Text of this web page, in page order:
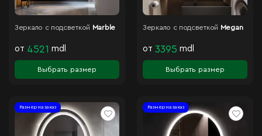
Зеркало с подсветкой Marble
от 4521 mdl
Выбрать размер
Зеркало с подсветкой Megan
от 3395 mdl
Выбрать размер
Размер на заказ Размер на заказ